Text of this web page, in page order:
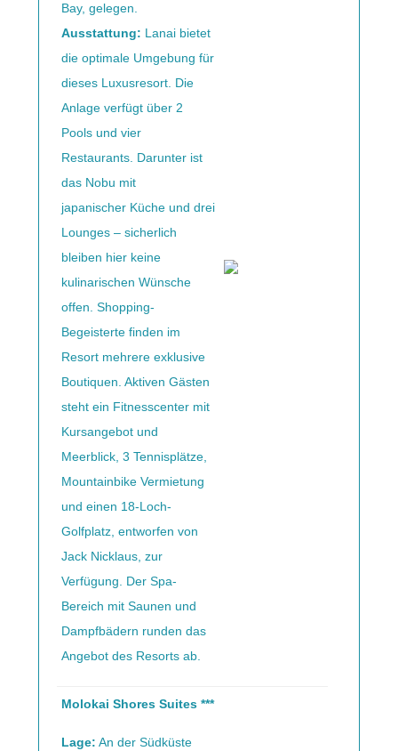
Bay, gelegen.
Ausstattung: Lanai bietet
die optimale Umgebung für
dieses Luxusresort. Die
Anlage verfügt über 2
Pools und vier
Restaurants. Darunter ist
das Nobu mit
japanischer Küche und drei
Lounges – sicherlich
bleiben hier keine
kulinarischen Wünsche
offen. Shopping-
Begeisterte finden im
Resort mehrere exklusive
Boutiquen. Aktiven Gästen
steht ein Fitnesscenter mit
Kursangebot und
Meerblick, 3 Tennisplätze,
Mountainbike Vermietung
und einen 18-Loch-
Golfplatz, entworfen von
Jack Nicklaus, zur
Verfügung. Der Spa-
Bereich mit Saunen und
Dampfbädern runden das
Angebot des Resorts ab.
Molokai Shores Suites ***
Lage: An der Südküste